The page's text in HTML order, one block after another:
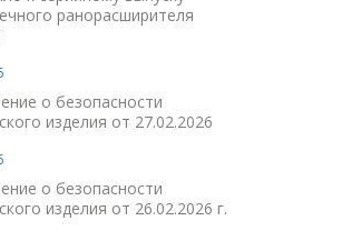
ранорасширителя
о безопасности
изделия от 27.02.2026
о безопасности
изделия от 26.02.2026 г.